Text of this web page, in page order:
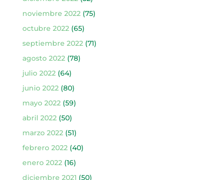
noviembre 2022 (75)
octubre 2022 (65)
septiembre 2022 (71)
agosto 2022 (78)
julio 2022 (64)
junio 2022 (80)
mayo 2022 (59)
abril 2022 (50)
marzo 2022 (51)
febrero 2022 (40)
enero 2022 (16)
diciembre 2021 (50)